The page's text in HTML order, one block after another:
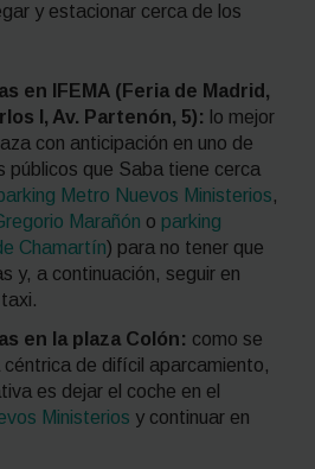
y estacionar cerca de los
en IFEMA (Feria de Madrid,
I, Av. Partenón, 5): lo mejor
con anticipación en uno de
públicos que Saba tiene cerca
Metro Nuevos Ministerios,
Marañón o parking
Chamartín) para no tener que
y, a continuación, seguir en
en la plaza Colón: como se
de difícil aparcamiento,
es dejar el coche en el
Ministerios y continuar en